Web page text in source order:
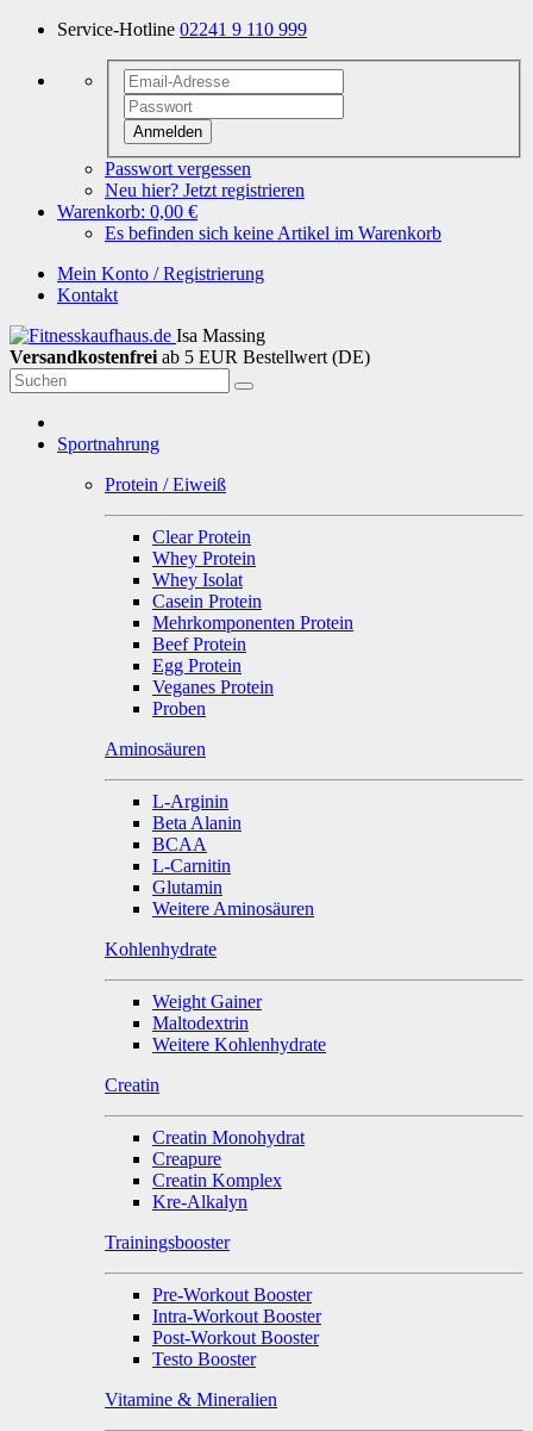
Service-Hotline 02241 9 110 999
Anmelden
Passwort vergessen
Neu hier? Jetzt registrieren
Warenkorb: 0,00 €
Es befinden sich keine Artikel im Warenkorb
Mein Konto / Registrierung
Kontakt
Isa Massing
Versandkostenfrei ab 5 EUR Bestellwert (DE)
Sportnahrung
Protein / Eiweiß
Clear Protein
Whey Protein
Whey Isolat
Casein Protein
Mehrkomponenten Protein
Beef Protein
Egg Protein
Veganes Protein
Proben
Aminosäuren
L-Arginin
Beta Alanin
BCAA
L-Carnitin
Glutamin
Weitere Aminosäuren
Kohlenhydrate
Weight Gainer
Maltodextrin
Weitere Kohlenhydrate
Creatin
Creatin Monohydrat
Creapure
Creatin Komplex
Kre-Alkalyn
Trainingsbooster
Pre-Workout Booster
Intra-Workout Booster
Post-Workout Booster
Testo Booster
Vitamine & Mineralien